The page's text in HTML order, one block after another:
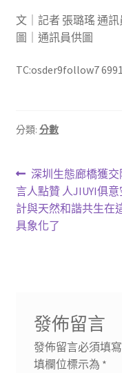
文｜記者 張璐瑤 通
圖｜通訊員供圖
TC:osder9follow7
分類: 分數
文
章
導
上
一
篇
文
深圳生態廊橋獲
言人點贊 人JIUYI俱
計與天然和諧共生在
具象化了
發佈留言
發佈留言必須填
填欄位標示為 *